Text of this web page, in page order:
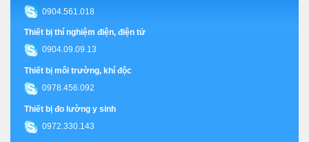
0904.561.018
Thiết bị thí nghiệm điện, điện tử
0904.09.09.13
Thiết bị môi trường, khí độc
0978.456.092
Thiết bị đo lường y sinh
0972.330.143